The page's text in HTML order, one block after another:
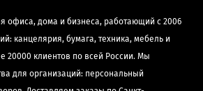
офиса, дома и бизнеса, работающий с 2006
канцелярия, бумага, техника, мебель и
20000 клиентов по всей России. Мы
для организаций: персональный